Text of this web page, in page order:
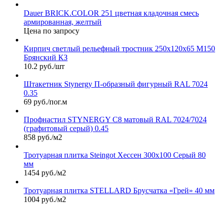
Dauer BRICK.COLOR 251 цветная кладочная смесь
армированная, желтый
Цена по запросу
Кирпич светлый рельефный тростник 250х120х65 М150
Брянский КЗ
10.2 руб./шт
Штакетник Stynergy П-образный фигурный RAL 7024
0.35
69 руб./пог.м
Профнастил STYNERGY С8 матовый RAL 7024/7024
(графитовый серый) 0.45
858 руб./м2
Тротуарная плитка Steingot Хессен 300х100 Серый 80
мм
1454 руб./м2
Тротуарная плитка STELLARD Брусчатка «Грей» 40 мм
1004 руб./м2